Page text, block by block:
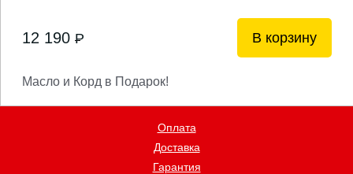
12 190 P В корзину
Масло и Корд в Подарок!
Оплата
Доставка
Гарантия